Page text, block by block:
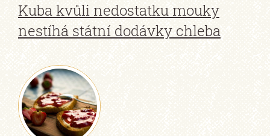
Kuba kvůli nedostatku mouky
nestíhá státní dodávky chleba